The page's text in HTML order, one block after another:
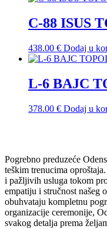
C-88 ISUS
438.00 € Dodaj u
L-6 BAJC
378.00 € Dodaj u
Pogrebno preduzeće
teškim trenucima
i pažljivih usluga tokom
empatiju i stručnost našeg
obuhvataju kompletnu
organizacije ceremonije,
svakog detalja prema